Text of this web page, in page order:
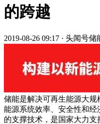
的跨越
2019-08-26 09:17 · 头闻号储
储能是解决可再生能源大
能源系统效率、安全性和
的支撑技术，是国家大力支